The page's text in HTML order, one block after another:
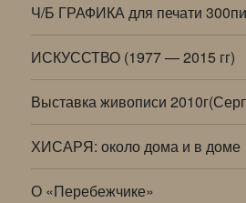
Ч/Б ГРАФИКА для печати
ИСКУССТВО (1977 — 2015 гг)
Выставка живописи
ХИСАРЯ: около дома и в доме
О «Перебежчике»